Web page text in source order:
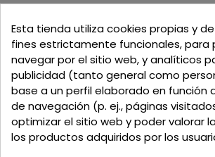
C/ Delgadillo Nº 7 - Local 1
Talavera de la Reina - Toledo -
Llamadnos:+34 925 82 02 19 o
Email:
Verano:
Mañanas: de 09:00h a
Esta tienda utiliza cookies propias y
fines estrictamente funcionales, para
navegar por el sitio web, y analíticos
publicidad (tanto general como
base a un perfil elaborado en función
de navegación (p. ej., páginas
optimizar el sitio web y poder valorar
los productos adquiridos por los